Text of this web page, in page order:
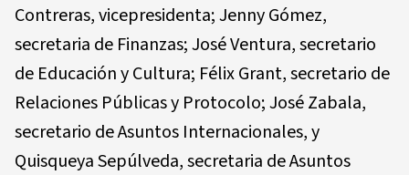
Contreras, vicepresidenta; Jenny Gómez,
secretaria de Finanzas; José Ventura, secretario
de Educación y Cultura; Félix Grant, secretario de
Relaciones Públicas y Protocolo; José Zabala,
secretario de Asuntos Internacionales, y
Quisqueya Sepúlveda, secretaria de Asuntos